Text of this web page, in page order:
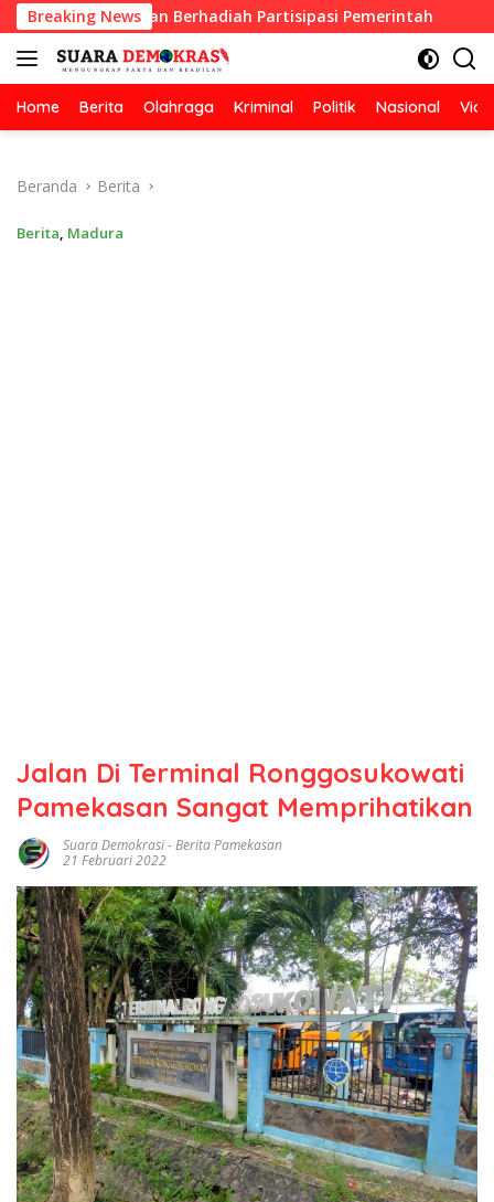
Langsung
ke
konten
Breaking NewsBerhadiah Partisipasi Pemerintah Oknum
Home Berita Olahraga Kriminal Politik Nasional
Beranda Berita
Berita, Madura
Jalan Di Terminal Ronggosukowati
Pamekasan Sangat Memprihatikan
Suara Demokrasi-Berita Pamekasan
21 Februari 2022